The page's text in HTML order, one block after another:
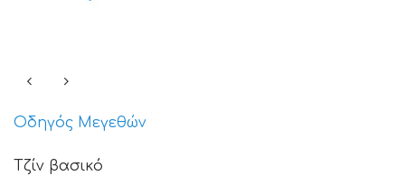
Οδηγός Μεγεθών
Τζίν βασικό